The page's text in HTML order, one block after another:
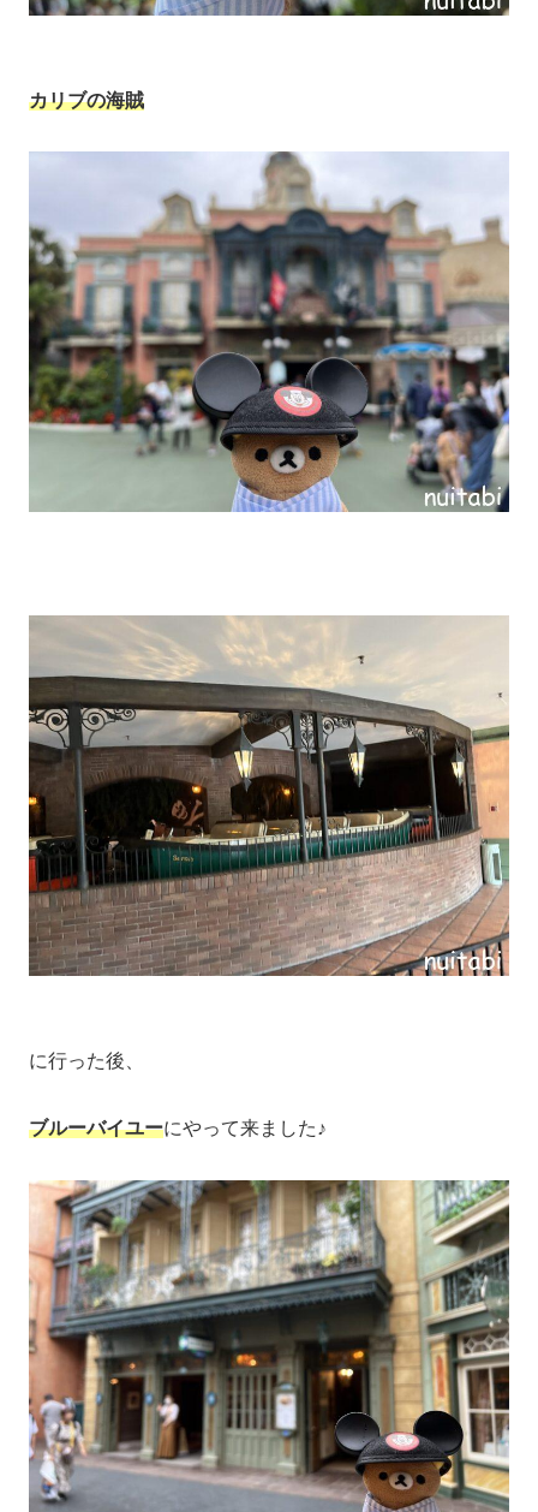
カリブの海賊
に行った後、
ブルーバイユーにやって来ました♪